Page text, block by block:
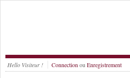
Hello Visiteur ! Connection ou Enregistrement